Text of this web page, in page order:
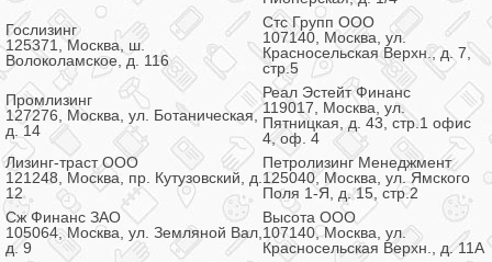
Гослизинг
125371, Москва, ш.
Волоколамское, д. 116
Стс Групп ООО
107140, Москва, ул.
Красносельская Верхн., д. 7,
стр.5
Промлизинг
127276, Москва, ул. Ботаническая,
д. 14
Реал Эстейт Финанс
119017, Москва, ул.
Пятницкая, д. 43, стр.1 офис
4, оф. 4
Лизинг-траст ООО
121248, Москва, пр. Кутузовский, д.
12
Петролизинг Менеджмент
125040, Москва, ул. Ямского
Поля 1-Я, д. 15, стр.2
Сж Финанс ЗАО
105064, Москва, ул. Земляной Вал,
д. 9
Высота ООО
107140, Москва, ул.
Красносельская Верхн., д. 11А